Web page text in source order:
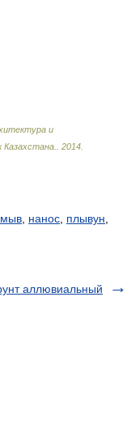
и
2014
нанос плывун
аллювиальный